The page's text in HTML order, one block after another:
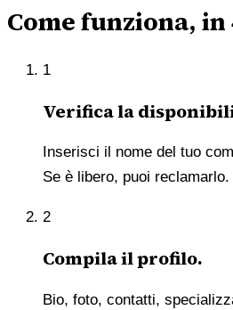
Come funziona, in
1
Verifica la
Inserisci il nome del tuo
Se è libero, puoi reclamarlo.
2
Compila il profilo.
Bio, foto, contatti,